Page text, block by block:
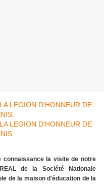
la visite de notre
de la Société Nationale
de la maison d'éducation de la